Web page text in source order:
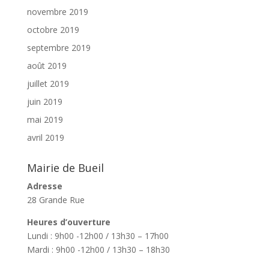
novembre 2019
octobre 2019
septembre 2019
août 2019
juillet 2019
juin 2019
mai 2019
avril 2019
Mairie de Bueil
Adresse
28 Grande Rue
Heures d’ouverture
Lundi : 9h00 -12h00 / 13h30 – 17h00
Mardi : 9h00 -12h00 / 13h30 – 18h30